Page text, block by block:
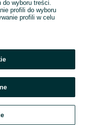
do wyboru treści.
profili do wyboru
profili w celu